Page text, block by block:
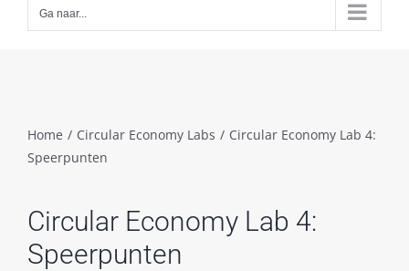
Ga naar...
Home / Circular Economy Labs / Circular Economy Lab 4:
Speerpunten
Circular Economy Lab 4:
Speerpunten